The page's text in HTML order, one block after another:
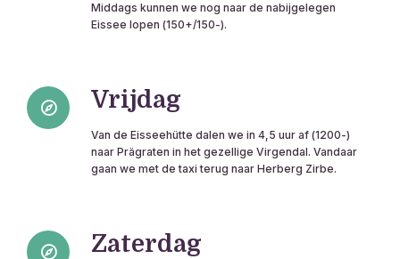
Middags kunnen we nog naar de nabijgelegen
Eissee lopen (150+/150-).
Vrijdag
Van de Eisseehütte dalen we in 4,5 uur af (1200-)
naar Prägraten in het gezellige Virgendal. Vandaar
gaan we met de taxi terug naar Herberg Zirbe.
Zaterdag